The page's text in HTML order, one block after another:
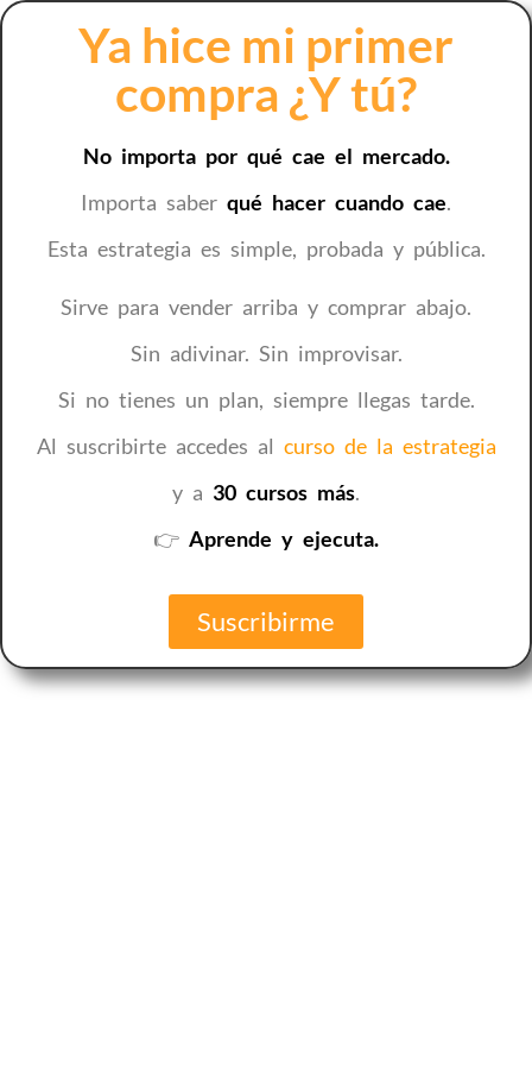
Ya hice mi primer
compra ¿Y tú?
No importa por qué cae el mercado.
Importa saber qué hacer cuando cae.
Esta estrategia es simple, probada y pública.
Sirve para vender arriba y comprar abajo.
Sin adivinar. Sin improvisar.
Si no tienes un plan, siempre llegas tarde.
Al suscribirte accedes al curso de la estrategia
y a 30 cursos más.
👉 Aprende y ejecuta.
Suscribirme